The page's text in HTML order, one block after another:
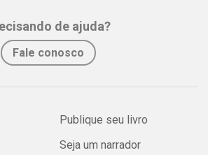
de ajuda?
Fale conosco
Publique seu livro
Seja um narrador